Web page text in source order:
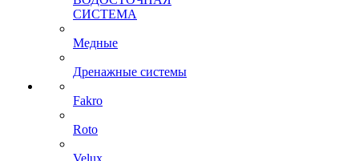
СИСТЕМА
Медные
Дренажные системы
Fakro
Roto
Velux